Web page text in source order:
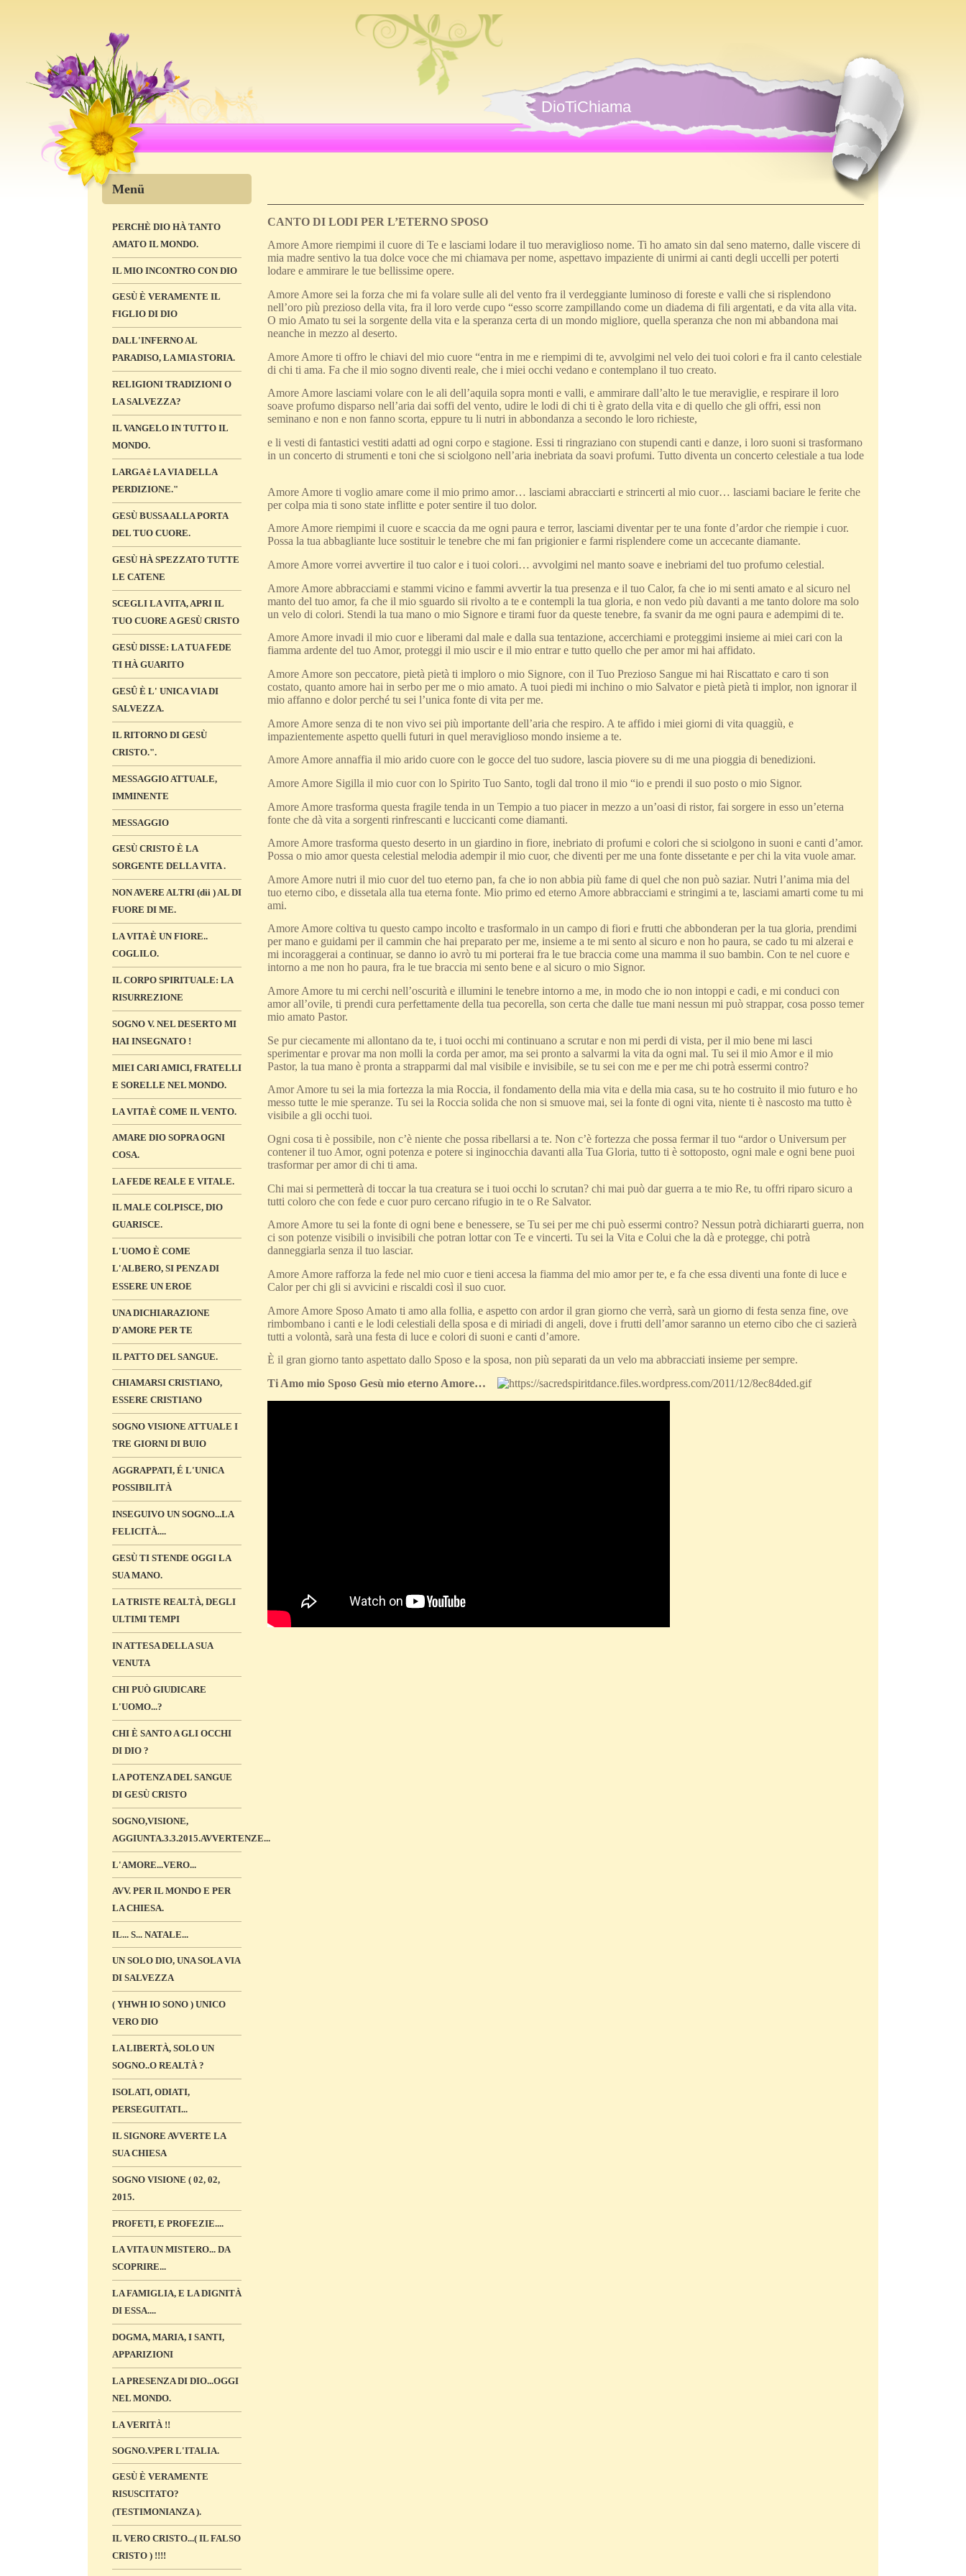
DioTiChiama
Menü
PERCHÈ DIO HÀ TANTO
AMATO IL MONDO.
IL MIO INCONTRO CON DIO
GESÙ È VERAMENTE IL
FIGLIO DI DIO
DALL'INFERNO AL
PARADISO, LA MIA STORIA.
RELIGIONI TRADIZIONI O
LA SALVEZZA?
IL VANGELO IN TUTTO IL
MONDO.
LARGA ê LA VIA DELLA
PERDIZIONE."
GESÙ BUSSA ALLA PORTA
DEL TUO CUORE.
GESÙ HÀ SPEZZATO TUTTE
LE CATENE
SCEGLI LA VITA, APRI IL
TUO CUORE A GESÙ CRISTO
GESÙ DISSE: LA TUA FEDE
TI HÀ GUARITO
GESÛ È L' UNICA VIA DI
SALVEZZA.
IL RITORNO DI GESÙ
CRISTO.".
MESSAGGIO ATTUALE,
IMMINENTE
MESSAGGIO
GESÙ CRISTO È LA
SORGENTE DELLA VITA .
NON AVERE ALTRI (dii ) AL DI
FUORE DI ME.
LA VITA È UN FIORE..
COGLILO.
IL CORPO SPIRITUALE: LA
RISURREZIONE
SOGNO V. NEL DESERTO MI
HAI INSEGNATO !
MIEI CARI AMICI, FRATELLI
E SORELLE NEL MONDO.
LA VITA È COME IL VENTO.
AMARE DIO SOPRA OGNI
COSA.
LA FEDE REALE E VITALE.
IL MALE COLPISCE, DIO
GUARISCE.
L'UOMO È COME
L'ALBERO, SI PENZA DI
ESSERE UN EROE
UNA DICHIARAZIONE
D'AMORE PER TE
IL PATTO DEL SANGUE.
CHIAMARSI CRISTIANO,
ESSERE CRISTIANO
SOGNO VISIONE ATTUALE I
TRE GIORNI DI BUIO
AGGRAPPATI, É L'UNICA
POSSIBILITÀ
INSEGUIVO UN SOGNO...LA
FELICITÀ....
GESÙ TI STENDE OGGI LA
SUA MANO.
LA TRISTE REALTÀ, DEGLI
ULTIMI TEMPI
IN ATTESA DELLA SUA
VENUTA
CHI PUÒ GIUDICARE
L'UOMO...?
CHI È SANTO A GLI OCCHI
DI DIO ?
LA POTENZA DEL SANGUE
DI GESÙ CRISTO
SOGNO,VISIONE,
AGGIUNTA.3.3.2015.AVVERTENZE...
L'AMORE...VERO...
AVV. PER IL MONDO E PER
LA CHIESA.
IL... S... NATALE...
UN SOLO DIO, UNA SOLA VIA
DI SALVEZZA
( YHWH IO SONO ) UNICO
VERO DIO
LA LIBERTÀ, SOLO UN
SOGNO..O REALTÀ ?
ISOLATI, ODIATI,
PERSEGUITATI...
IL SIGNORE AVVERTE LA
SUA CHIESA
SOGNO VISIONE ( 02, 02,
2015.
PROFETI, E PROFEZIE....
LA VITA UN MISTERO... DA
SCOPRIRE...
LA FAMIGLIA, E LA DIGNITÀ
DI ESSA....
DOGMA, MARIA, I SANTI,
APPARIZIONI
LA PRESENZA DI DIO...OGGI
NEL MONDO.
LA VERITÀ !!
SOGNO.V.PER L'ITALIA.
GESÙ È VERAMENTE
RISUSCITATO?
(TESTIMONIANZA ).
IL VERO CRISTO...( IL FALSO
CRISTO ) !!!!
CANTO DI LODI PER L’ETERNO SPOSO
Amore Amore riempimi il cuore di Te e lasciami lodare il tuo meraviglioso nome. Ti ho amato sin dal seno materno, dalle viscere di
mia madre sentivo la tua dolce voce che mi chiamava per nome, aspettavo impaziente di unirmi ai canti degli uccelli per poterti
lodare e ammirare le tue bellissime opere.
Amore Amore sei la forza che mi fa volare sulle ali del vento fra il verdeggiante luminoso di foreste e valli che si risplendono
nell’oro più prezioso della vita, fra il loro verde cupo “esso scorre zampillando come un diadema di fili argentati, e da vita alla vita.
O mio Amato tu sei la sorgente della vita e la speranza certa di un mondo migliore, quella speranza che non mi abbandona mai
neanche in mezzo al deserto.
Amore Amore ti offro le chiavi del mio cuore “entra in me e riempimi di te, avvolgimi nel velo dei tuoi colori e fra il canto celestiale
di chi ti ama. Fa che il mio sogno diventi reale, che i miei occhi vedano e contemplano il tuo creato.
Amore Amore lasciami volare con le ali dell’aquila sopra monti e valli, e ammirare dall’alto le tue meraviglie, e respirare il loro
soave profumo disparso nell’aria dai soffi del vento, udire le lodi di chi ti è grato della vita e di quello che gli offri, essi non
seminano e non e non fanno scorta, eppure tu li nutri in abbondanza a secondo le loro richieste,
e li vesti di fantastici vestiti adatti ad ogni corpo e stagione. Essi ti ringraziano con stupendi canti e danze, i loro suoni si trasformano
in un concerto di strumenti e toni che si sciolgono nell’aria inebriata da soavi profumi. Tutto diventa un concerto celestiale a tua lode
Amore Amore ti voglio amare come il mio primo amor… lasciami abracciarti e strincerti al mio cuor… lasciami baciare le ferite che
per colpa mia ti sono state inflitte e poter sentire il tuo dolor.
Amore Amore riempimi il cuore e scaccia da me ogni paura e terror, lasciami diventar per te una fonte d’ardor che riempie i cuor.
Possa la tua abbagliante luce sostituir le tenebre che mi fan prigionier e farmi risplendere come un accecante diamante.
Amore Amore vorrei avvertire il tuo calor e i tuoi colori… avvolgimi nel manto soave e inebriami del tuo profumo celestial.
Amore Amore abbracciami e stammi vicino e fammi avvertir la tua presenza e il tuo Calor, fa che io mi senti amato e al sicuro nel
manto del tuo amor, fa che il mio sguardo sii rivolto a te e contempli la tua gloria, e non vedo più davanti a me tanto dolore ma solo
un velo di colori. Stendi la tua mano o mio Signore e tirami fuor da queste tenebre, fa svanir da me ogni paura e adempimi di te.
Amore Amore invadi il mio cuor e liberami dal male e dalla sua tentazione, accerchiami e proteggimi insieme ai miei cari con la
fiamma ardente del tuo Amor, proteggi il mio uscir e il mio entrar e tutto quello che per amor mi hai affidato.
Amore Amore son peccatore, pietà pietà ti imploro o mio Signore, con il Tuo Prezioso Sangue mi hai Riscattato e caro ti son
costato, quanto amore hai in serbo per me o mio amato. A tuoi piedi mi inchino o mio Salvator e pietà pietà ti implor, non ignorar il
mio affanno e dolor perché tu sei l’unica fonte di vita per me.
Amore Amore senza di te non vivo sei più importante dell’aria che respiro. A te affido i miei giorni di vita quaggiù, e
impazientemente aspetto quelli futuri in quel meraviglioso mondo insieme a te.
Amore Amore annaffia il mio arido cuore con le gocce del tuo sudore, lascia piovere su di me una pioggia di benedizioni.
Amore Amore Sigilla il mio cuor con lo Spirito Tuo Santo, togli dal trono il mio “io e prendi il suo posto o mio Signor.
Amore Amore trasforma questa fragile tenda in un Tempio a tuo piacer in mezzo a un’oasi di ristor, fai sorgere in esso un’eterna
fonte che dà vita a sorgenti rinfrescanti e luccicanti come diamanti.
Amore Amore trasforma questo deserto in un giardino in fiore, inebriato di profumi e colori che si sciolgono in suoni e canti d’amor.
Possa o mio amor questa celestial melodia adempir il mio cuor, che diventi per me una fonte dissetante e per chi la vita vuole amar.
Amore Amore nutri il mio cuor del tuo eterno pan, fa che io non abbia più fame di quel che non può saziar. Nutri l’anima mia del
tuo eterno cibo, e dissetala alla tua eterna fonte. Mio primo ed eterno Amore abbracciami e stringimi a te, lasciami amarti come tu mi
ami.
Amore Amore coltiva tu questo campo incolto e trasformalo in un campo di fiori e frutti che abbonderan per la tua gloria, prendimi
per mano e guidami per il cammin che hai preparato per me, insieme a te mi sento al sicuro e non ho paura, se cado tu mi alzerai e
mi incoraggerai a continuar, se danno io avrò tu mi porterai fra le tue braccia come una mamma il suo bambin. Con te nel cuore e
intorno a me non ho paura, fra le tue braccia mi sento bene e al sicuro o mio Signor.
Amore Amore tu mi cerchi nell’oscurità e illumini le tenebre intorno a me, in modo che io non intoppi e cadi, e mi conduci con
amor all’ovile, ti prendi cura perfettamente della tua pecorella, son certa che dalle tue mani nessun mi può strappar, cosa posso temer
mio amato Pastor.
Se pur ciecamente mi allontano da te, i tuoi occhi mi continuano a scrutar e non mi perdi di vista, per il mio bene mi lasci
sperimentar e provar ma non molli la corda per amor, ma sei pronto a salvarmi la vita da ogni mal. Tu sei il mio Amor e il mio
Pastor, la tua mano è pronta a strapparmi dal mal visibile e invisibile, se tu sei con me e per me chi potrà essermi contro?
Amor Amore tu sei la mia fortezza la mia Roccia, il fondamento della mia vita e della mia casa, su te ho costruito il mio futuro e ho
messo tutte le mie speranze. Tu sei la Roccia solida che non si smuove mai, sei la fonte di ogni vita, niente ti è nascosto ma tutto è
visibile a gli occhi tuoi.
Ogni cosa ti è possibile, non c’è niente che possa ribellarsi a te. Non c’è fortezza che possa fermar il tuo “ardor o Universum per
contener il tuo Amor, ogni potenza e potere si inginocchia davanti alla Tua Gloria, tutto ti è sottoposto, ogni male e ogni bene puoi
trasformar per amor di chi ti ama.
Chi mai si permetterà di toccar la tua creatura se i tuoi occhi lo scrutan? chi mai può dar guerra a te mio Re, tu offri riparo sicuro a
tutti coloro che con fede e cuor puro cercano rifugio in te o Re Salvator.
Amore Amore tu sei la fonte di ogni bene e benessere, se Tu sei per me chi può essermi contro? Nessun potrà dichiararti guerra, non
ci son potenze visibili o invisibili che potran lottar con Te e vincerti. Tu sei la Vita e Colui che la dà e protegge, chi potrà
danneggiarla senza il tuo lasciar.
Amore Amore rafforza la fede nel mio cuor e tieni accesa la fiamma del mio amor per te, e fa che essa diventi una fonte di luce e
Calor per chi gli si avvicini e riscaldi così il suo cuor.
Amore Amore Sposo Amato ti amo alla follia, e aspetto con ardor il gran giorno che verrà, sarà un giorno di festa senza fine, ove
rimbombano i canti e le lodi celestiali della sposa e di miriadi di angeli, dove i frutti dell’amor saranno un eterno cibo che ci sazierà
tutti a volontà, sarà una festa di luce e colori di suoni e canti d’amore.
È il gran giorno tanto aspettato dallo Sposo e la sposa, non più separati da un velo ma abbracciati insieme per sempre.
Ti Amo mio Sposo Gesù mio eterno Amore…